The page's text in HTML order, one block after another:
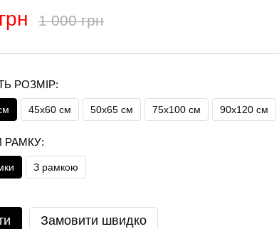
1 000 грн
РОЗМІР:
45х60 см 50х65 см 75х100 см 90х120 см
РАМКУ:
З рамкою
Замовити швидко